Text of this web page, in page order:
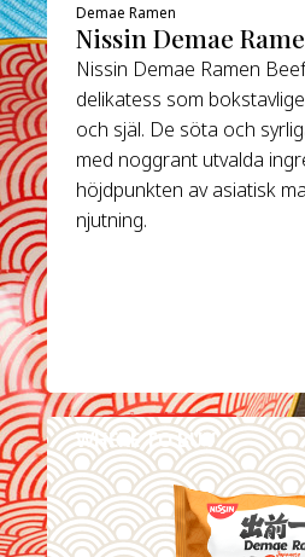
Demae Ramen
Nissin Demae
Nissin Demae Ramen
delikatess som
och själ. De söta och
med noggrant utvalda
höjdpunkten av asiatisk
njutning.
WHERE TO BUY
DETAILS